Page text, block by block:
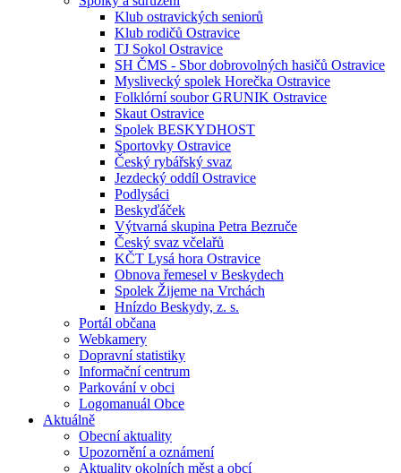
Klub ostravických seniorů
Klub rodičů Ostravice
TJ Sokol Ostravice
SH ČMS - Sbor dobrovolných hasičů Ostravice
Myslivecký spolek Horečka Ostravice
Folklórní soubor GRUNIK Ostravice
Skaut Ostravice
Spolek BESKYDHOST
Sportovky Ostravice
Český rybářský svaz
Jezdecký oddíl Ostravice
Podlysáci
Beskyďáček
Výtvarná skupina Petra Bezruče
Český svaz včelařů
KČT Lysá hora Ostravice
Obnova řemesel v Beskydech
Spolek Žijeme na Vrchách
Hnízdo Beskydy, z. s.
Portál občana
Webkamery
Dopravní statistiky
Informační centrum
Parkování v obci
Logomanuál Obce
Aktuálně
Obecní aktuality
Upozornění a oznámení
Aktuality okolních měst a obcí